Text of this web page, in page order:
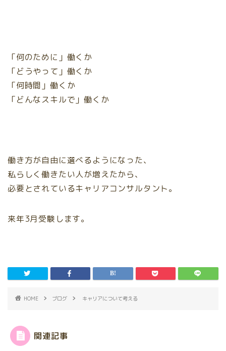
「何のために」働くか
「どうやって」働くか
「何時間」働くか
「どんなスキルで」働くか
働き方が自由に選べるようになった、
私らしく働きたい人が増えたから、
必要とされているキャリアコンサルタント。
来年3月受験します。
HOME ブログ キャリアについて考える
関連記事